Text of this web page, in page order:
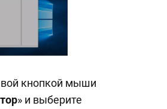
кнопкой мыши
» и выберите